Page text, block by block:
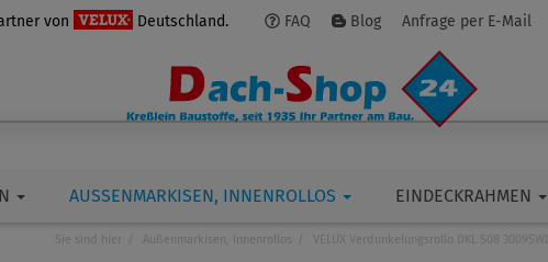
von Deutschland. FAQ Blog Anfrage per E-Mail
AUSSENMARKISEN, INNENROLLOS EINDECKRAHMEN
Sie sind hier Außenmarkisen, Innenrollos VELUX Verdunkelungsrollo DKL S08 3009SWL